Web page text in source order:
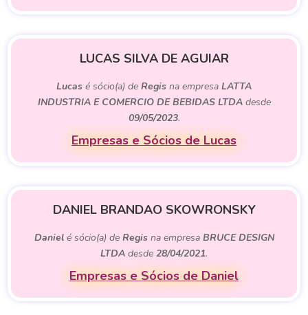
LUCAS SILVA DE AGUIAR
Lucas é sócio(a) de Regis na empresa LATTA
INDUSTRIA E COMERCIO DE BEBIDAS LTDAdesde
09/05/2023.
Empresas e Sócios de Lucas
DANIEL BRANDAO SKOWRONSKY
Danielé sócio(a) de Regisna empresa BRUCE DESIGN
LTDA desde 28/04/2021.
Empresas e Sócios de Daniel